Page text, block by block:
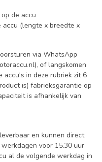
de accu
accu (lengte x breedte x
via WhatsApp
), of langskomen
in deze rubriek zit 6
is) fabrieksgarantie op
is afhankelijk van
en kunnen direct
voor 15.30 uur
al de volgende werkdag in